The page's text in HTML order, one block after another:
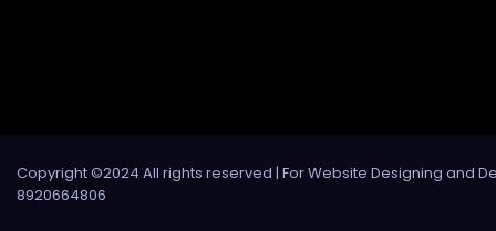
Copyright ©2024 All rights reserved | For Website Designing and
8920664806